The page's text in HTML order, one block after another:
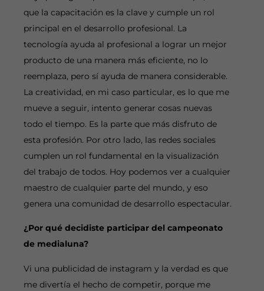
que la capacitación es la clave y cumple un rol
principal en el desarrollo profesional. La
tecnología ayuda al profesional a lograr un mejor
producto de una manera más eficiente, no lo
reemplaza, pero sí ayuda de manera considerable.
La creatividad, en mi caso particular, es lo que me
mueve a seguir, intento generar cosas nuevas
todo el tiempo. Es la parte que más disfruto de
esta profesión. Por otro lado, las redes sociales
cumplen un rol fundamental en la visualización
del trabajo de todos. Hoy podemos ver a cualquier
maestro de cualquier parte del mundo, y eso
genera una comunidad de desarrollo espectacular.
¿Por qué decidiste participar del campeonato
de medialuna?
Vi una publicidad de instagram y la verdad es que
me divertía el hecho de competir, porque me